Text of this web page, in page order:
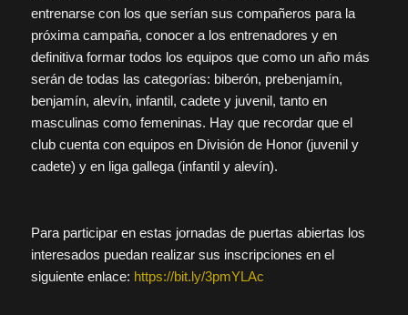
entrenarse con los que serían sus compañeros para la
próxima campaña, conocer a los entrenadores y en
definitiva formar todos los equipos que como un año más
serán de todas las categorías: biberón, prebenjamín,
benjamín, alevín, infantil, cadete y juvenil, tanto en
masculinas como femeninas. Hay que recordar que el
club cuenta con equipos en División de Honor (juvenil y
cadete) y en liga gallega (infantil y alevín).
Para participar en estas jornadas de puertas abiertas los
interesados puedan realizar sus inscripciones en el
siguiente enlace: https://bit.ly/3pmYLAc